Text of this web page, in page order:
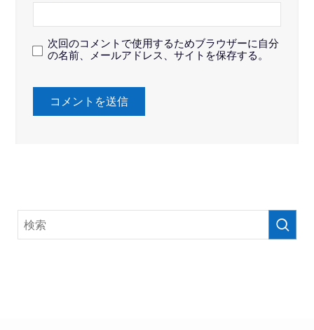
次回のコメントで使用するためブラウザーに自分
の名前、メールアドレス、サイトを保存する。